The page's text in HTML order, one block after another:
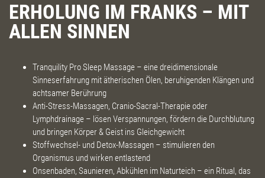
ERHOLUNG IM FRANKS – MIT
ALLEN SINNEN
Tranquility Pro Sleep Massage – eine dreidimensionale
Sinneserfahrung mit ätherischen Ölen, beruhigenden Klängen und
achtsamer Berührung
Anti-Stress-Massagen, Cranio-Sacral-Therapie oder
Lymphdrainage – lösen Verspannungen, fördern die Durchblutung
und bringen Körper & Geist ins Gleichgewicht
Stoffwechsel- und Detox-Massagen – stimulieren den
Organismus und wirken entlastend
Onsenbaden, Saunieren, Abkühlen im Naturteich – ein Ritual, das